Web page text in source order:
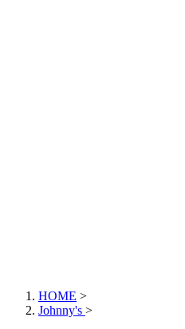
HOME >
Johnny's >